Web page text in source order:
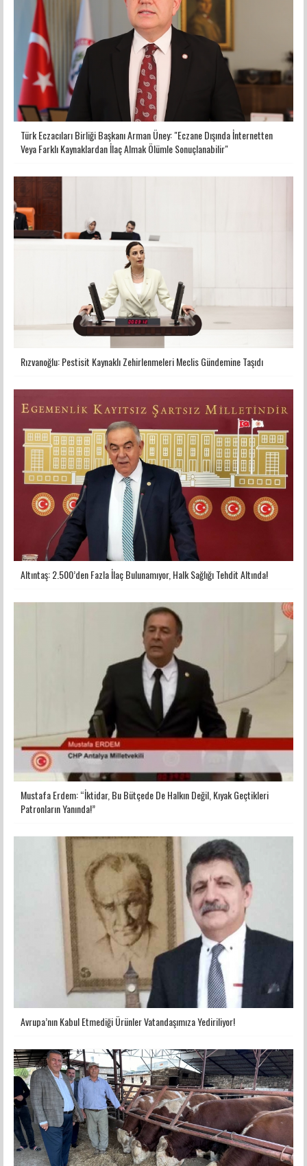
Türk Eczacıları Birliği Başkanı Arman Üney: "Eczane Dışında İnternetten
Veya Farklı Kaynaklardan İlaç Almak Ölümle Sonuçlanabilir"
Rızvanoğlu: Pestisit Kaynaklı Zehirlenmeleri Meclis Gündemine Taşıdı
Altıntaş: 2.500’den Fazla İlaç Bulunamıyor, Halk Sağlığı Tehdit Altında!
Mustafa Erdem: “İktidar, Bu Bütçede De Halkın Değil, Kıyak Geçtikleri
Patronların Yanında!”
Avrupa’nın Kabul Etmediği Ürünler Vatandaşımıza Yediriliyor!